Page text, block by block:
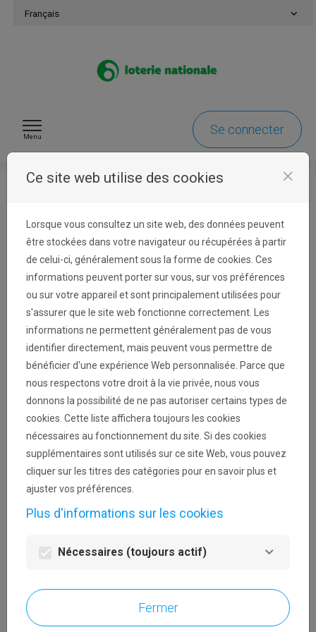
Passer au contenu
Français
Menu
Se connecter
Identification
Se connecter
L'adresse e-mail de votre compte est celle
utilisée pour les communications concernant
votre demande. Ces communications vous
parviendront depuis l'adresse noreply@loterie-
nationale.be.
visibility
Mot de passe perdu ?
Se connecter
Première connexion
Ce site web utilise des cookies close
Lorsque vous consultez un site web, des données peuvent
être stockées dans votre navigateur ou récupérées à partir
de celui-ci, généralement sous la forme de cookies. Ces
informations peuvent porter sur vous, sur vos préférences
ou sur votre appareil et sont principalement utilisées pour
s'assurer que le site web fonctionne correctement. Les
informations ne permettent généralement pas de vous
identifier directement, mais peuvent vous permettre de
bénéficier d'une expérience Web personnalisée. Parce que
nous respectons votre droit à la vie privée, nous vous
donnons la possibilité de ne pas autoriser certains types de
cookies. Cette liste affichera toujours les cookies
nécessaires au fonctionnement du site. Si des cookies
supplémentaires sont utilisés sur ce site Web, vous pouvez
cliquer sur les titres des catégories pour en savoir plus et
ajuster vos préférences.
Plus d'informations sur les cookies
Nécessaires (toujours actif)
Fermer